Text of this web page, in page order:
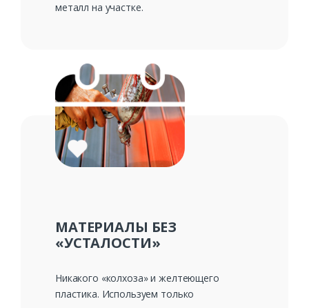
металл на участке.
МАТЕРИАЛЫ БЕЗ
«УСТАЛОСТИ»
Никакого «колхоза» и желтеющего
пластика. Используем только